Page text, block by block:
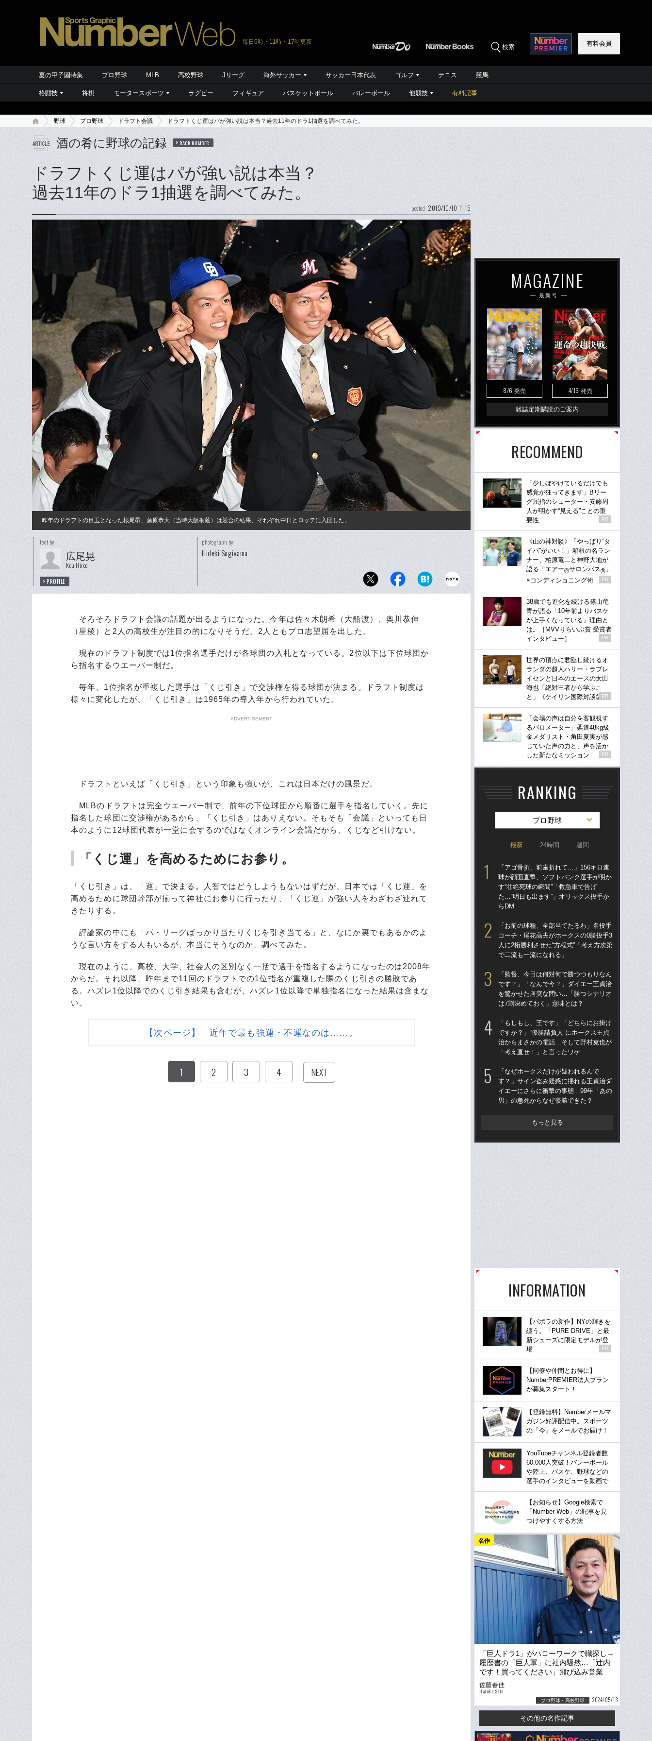
毎日6時・11時・17時更新
検索 有料会員
夏の甲子園特集 プロ野球 MLB 高校野球 Jリーグ 海外サッカー サッカー日本代表 ゴルフ テニス 競馬
格闘技 将棋 モータースポーツ ラグビー フィギュア バスケットボール バレーボール 他競技 有料記事
野球 プロ野球 ドラフト会議 ドラフトくじ運はパが強い説は本当？過去11年のドラ1抽選を調べてみた。
酒の肴に野球の記録 BACK NUMBER
ドラフトくじ運はパが強い説は本当？
過去11年のドラ1抽選を調べてみた。
posted 2019/10/10 11:15
昨年のドラフトの目玉となった根尾昂、藤原恭大（当時大阪桐蔭）は競合の結果、それぞれ中日とロッテに入団した。
text by
広尾晃
Kou Hiroo
PROFILE
photograph by
Hideki Sugiyama
そろそろドラフト会議の話題が出るようになった。今年は佐々木朗希（大船渡）、奥川恭伸
（星稜）と2人の高校生が注目の的になりそうだ。2人ともプロ志望届を出した。
現在のドラフト制度では1位指名選手だけが各球団の入札となっている。2位以下は下位球団か
ら指名するウエーバー制だ。
毎年、1位指名が重複した選手は「くじ引き」で交渉権を得る球団が決まる。ドラフト制度は
様々に変化したが、「くじ引き」は1965年の導入年から行われていた。
ADVERTISEMENT
ドラフトといえば「くじ引き」という印象も強いが、これは日本だけの風景だ。
MLBのドラフトは完全ウエーバー制で、前年の下位球団から順番に選手を指名していく。先に
指名した球団に交渉権があるから、「くじ引き」はありえない。そもそも「会議」といっても日
本のように12球団代表が一堂に会するのではなくオンライン会議だから、くじなど引けない。
「くじ運」を高めるためにお参り。
「くじ引き」は、「運」で決まる。人智ではどうしようもないはずだが、日本では「くじ運」を
高めるために球団幹部が揃って神社にお参りに行ったり、「くじ運」が強い人をわざわざ連れて
きたりする。
評論家の中にも「パ・リーグばっかり当たりくじを引き当てる」と、なにか裏でもあるかのよ
うな言い方をする人もいるが、本当にそうなのか、調べてみた。
現在のように、高校、大学、社会人の区別なく一括で選手を指名するようになったのは2008年
からだ。それ以降、昨年まで11回のドラフトでの1位指名が重複した際のくじ引きの勝敗であ
る。ハズレ1位以降でのくじ引き結果も含むが、ハズレ1位以降で単独指名になった結果は含まな
い。
【次ページ】 近年で最も強運・不運なのは……。
1 2 3 4 NEXT
MAGAZINE
最新号
8/6 発売 4/16 発売
雑誌定期購読のご案内
RECOMMEND
「少しぼやけているだけでも
感覚が狂ってきます」Bリー
グ屈指のシューター・安藤周
人が明かす“見える”ことの重
要性
PR
《山の神対談》「やっぱり“タ
イパ”がいい！」箱根の名ラン
ナー、柏原竜二と神野大地が
語る「エアー®サロンパス® 」
×コンディショニング術
PR
38歳でも進化を続ける篠山竜
青が語る「10年前よりバスケ
が上手くなっている」理由と
は。［MVVりらいぶ賞 受賞者
インタビュー］
PR
世界の頂点に君臨し続けるオ
ランダの超人ハリー・ラブレ
イセンと日本のエースの太田
海也「絶対王者から学ぶこ
と」《ケイリン国際対談②》
PR
「会場の声は自分を客観視す
るバロメーター」柔道48kg級
金メダリスト・角田夏実が感
じていた声の力と、声を活か
した新たなミッション
PR
RANKING
プロ野球
最新 24時間 週間
「アゴ骨折、前歯折れて…」156キロ速
球が顔面直撃、ソフトバンク選手が明か
す“壮絶死球の瞬間”「救急車で告げ
た…“明日も出ます”」オリックス投手か
らDM
「お前の球種、全部当てたるわ」名投手
コーチ・尾花高夫がホークスの0勝投手3
人に2桁勝利させた“方程式”「考え方次第
で二流も一流になれる」
「監督、今日は何対何で勝つつもりなん
です？」「なんで今？」ダイエー王貞治
を驚かせた唐突な問い…「勝つシナリオ
は7割決めておく」意味とは？
「もしもし、王です」「どちらにお掛け
ですか？」“優勝請負人”にホークス王貞
治からまさかの電話…そして野村克也が
「考え直せ！」と言ったワケ
「なぜホークスだけが疑われるんで
す？」サイン盗み疑惑に揺れる王貞治ダ
イエーにさらに衝撃の事態…99年「あの
男」の急死からなぜ優勝できた？
もっと見る
INFORMATION
【バボラの新作】NYの輝きを
纏う。「PURE DRIVE」と最
新シューズに限定モデルが登
場
PR
【同僚や仲間とお得に】
NumberPREMIER法人プラン
が募集スタート！
【登録無料】Numberメールマ
ガジン好評配信中。スポーツ
の「今」をメールでお届け！
YouTubeチャンネル登録者数
60,000人突破！バレーボール
や陸上、バスケ、野球などの
選手のインタビューを動画で
【お知らせ】Google検索で
「Number Web」の記事を見
つけやすくする方法
名作
「巨人ドラ1」がハローワークで職探し→
履歴書の「巨人軍」に社内騒然…「辻内
です！買ってください」飛び込み営業
も、辻内崇伸の「第二の人生」
佐藤春佳
Haruka Sato
プロ野球・高校野球 2024/05/13
その他の名作記事